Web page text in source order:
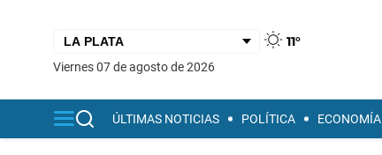
11°
viernes 07 de agosto de 2026
ÚLTIMAS NOTICIAS POLÍTICA ECONOMÍA